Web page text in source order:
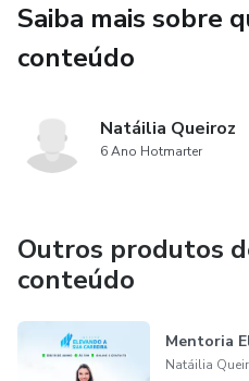
Curso Prescrição de Exercícios
Saiba mais sobre
conteúdo
Natáilia Queiroz
6 Ano Hotmarter
Outros produtos
conteúdo
Mentoria
Natáilia